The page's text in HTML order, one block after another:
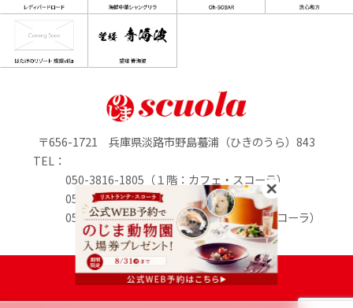
〒656-1721 兵庫県淡路市野島蟇浦（ひきのうら）843
TEL：
050-3816-1805（１階：カフェ・スコーラ）
050-3816-0895（1階：のじまマルシェ）
050-3816-2213（２階：リストランテ・スコーラ）
定休日：水曜日
PASONA GROUP